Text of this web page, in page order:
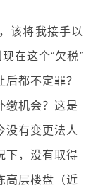
将我接手以
在这个“欠税”
都不定罪？
缴机会？这是
没有变更法人
下，没有取得
高层楼盘（近